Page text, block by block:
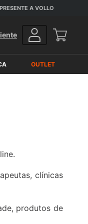
A VOLLO
OUTLET
clínicas
produtos de